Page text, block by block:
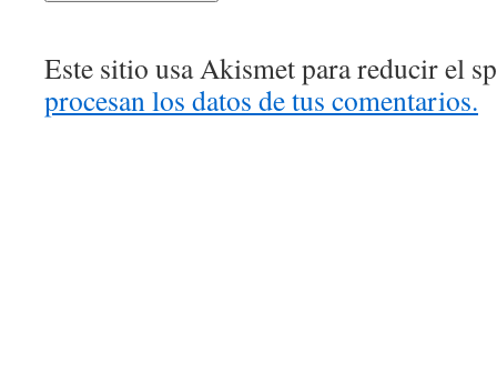
Este sitio usa Akismet para reducir el
procesan los datos de tus comentarios.